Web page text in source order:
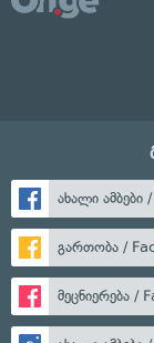
ახალი ამბები
გართობა /
მეცნიერება /